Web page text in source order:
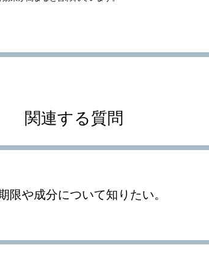
関連する質問
限や成分について知りたい。